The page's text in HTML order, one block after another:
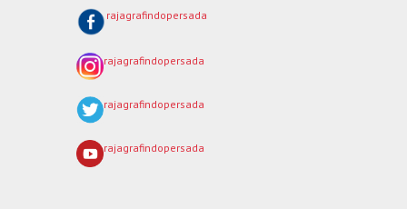
rajagrafindopersada
rajagrafindopersada
rajagrafindopersada
rajagrafindopersada